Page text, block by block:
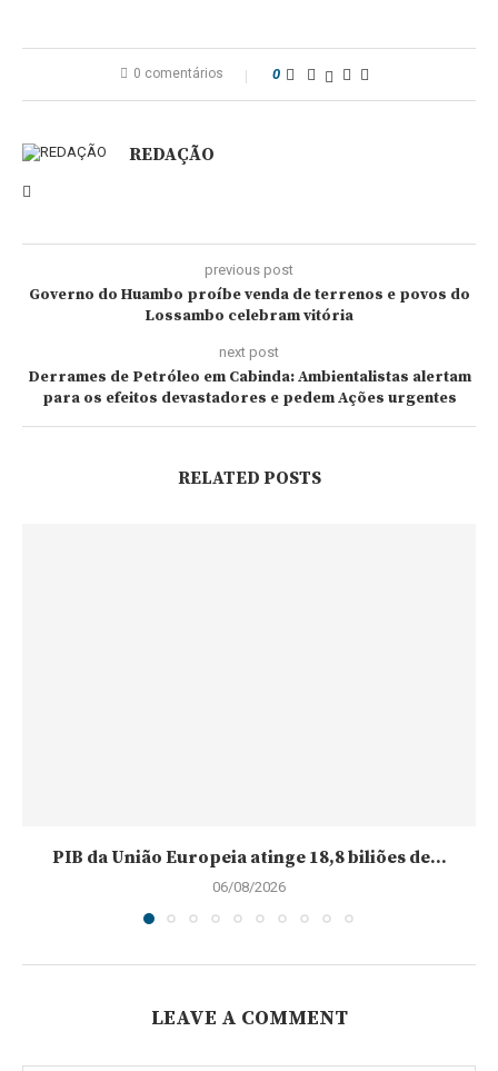
0 comentários 0
REDAÇÃO
previous post
Governo do Huambo proíbe venda de terrenos e povos do
Lossambo celebram vitória
next post
Derrames de Petróleo em Cabinda: Ambientalistas alertam
para os efeitos devastadores e pedem Ações urgentes
RELATED POSTS
PIB da União Europeia atinge 18,8 biliões de...
06/08/2026
LEAVE A COMMENT